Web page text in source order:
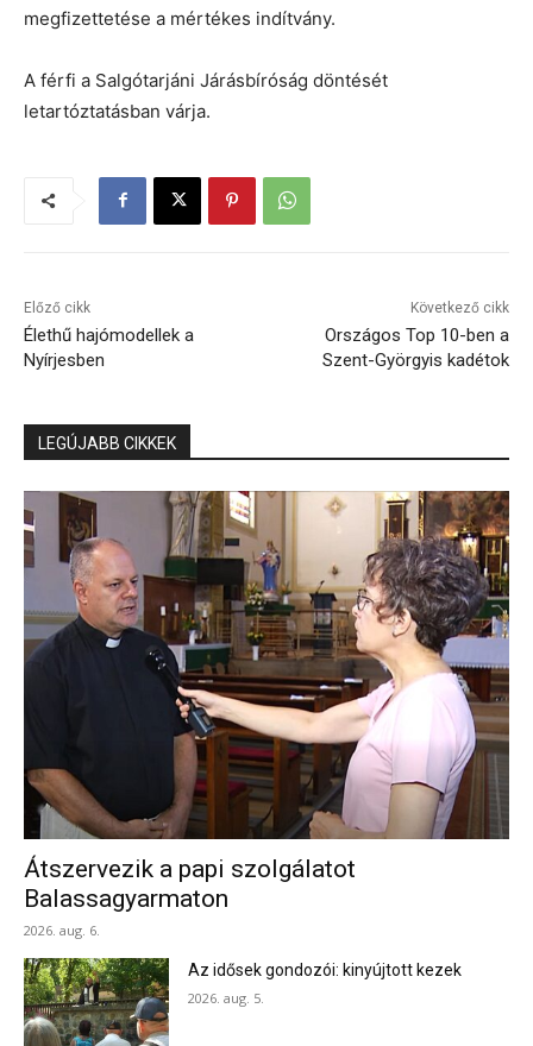
megfizettetése a mértékes indítvány.
A férfi a Salgótarjáni Járásbíróság döntését
letartóztatásban várja.
Előző cikk
Élethű hajómodellek a
Nyírjesben
Következő cikk
Országos Top 10-ben a
Szent-Györgyis kadétok
LEGÚJABB CIKKEK
Átszervezik a papi szolgálatot
Balassagyarmaton
2026. aug. 6.
Az idősek gondozói: kinyújtott kezek
2026. aug. 5.